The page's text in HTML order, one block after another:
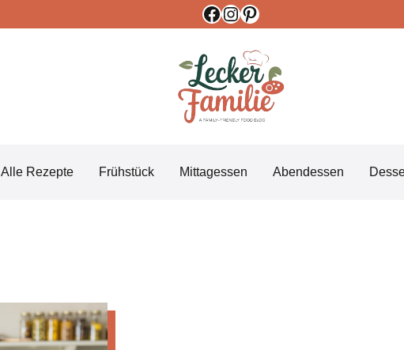
Facebook
Instagram
Pinterest
Alle Rezepte Frühstück Mittagessen Abendessen